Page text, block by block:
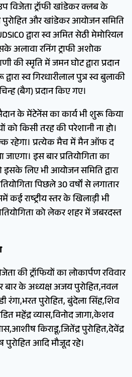
विजेता ट्रॉफी खांडेकर क्लब के
पुरोहित और खांडेकर आयोजन समिति
द्वारा स्व अमित सेठी मेमोरियल
अलावा रनिंग ट्राफी अशोक
की स्मृति में जमन घोट द्वारा प्रदान
स्व गिरधारीलाल पुत्र स्व बुलाकी
(बैग) प्रदान किए गए।
के मेंटेनेंस का कार्य भी शुरू किया
को किसी तरह की परेशानी ना हो।
रहेगा। प्रत्येक मैच में मैन ऑफ द
इस बार प्रतियोगिता का
लिए भी आयोजन समिति द्वारा
पिछले 30 वर्षों से लगातार
कई राष्ट्रीय स्तर के खिलाड़ी भी
को लेकर शहर में जबरदस्त
की ट्रॉफियों का लोकार्पण रविवार
बार के अध्यक्ष अजय पुरोहित,नवल
रंगा,भरत पुरोहित, बुंदेला सिंह,शिव
महेंद्र व्यास,विनोद जागा,केशव
किराडू,जितेंद्र पुरोहित,देवेंद्र
आदि मौजूद रहे।